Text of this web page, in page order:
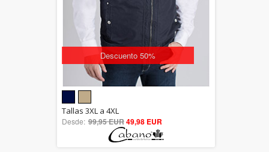
Descuento 50%
5.00
out of 5
Tallas 3XL a 4XL
Desde: 99,95 EUR49,98 EUR